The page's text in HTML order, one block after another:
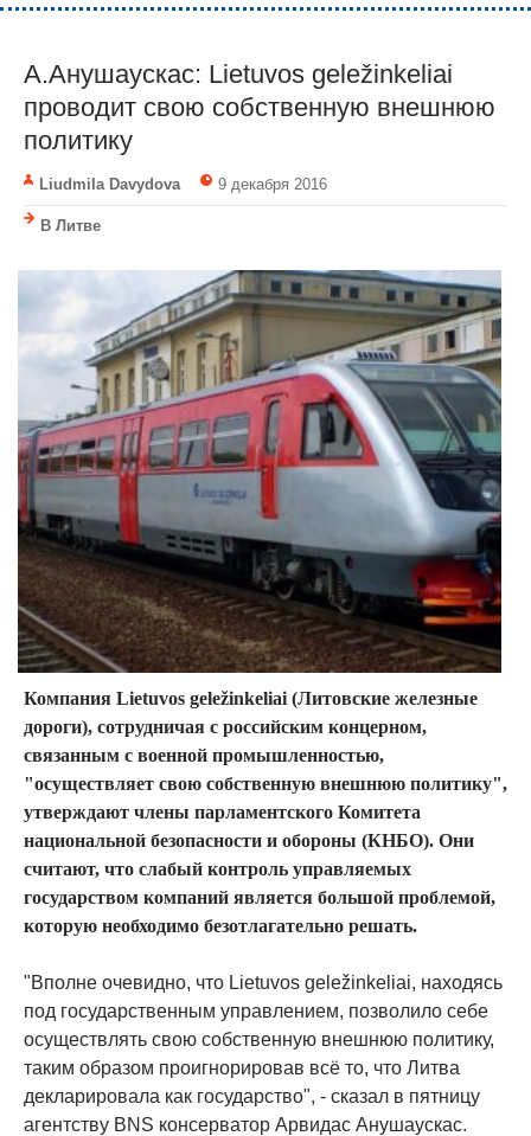
А.Анушаускас: Lietuvos geležinkeliai
проводит свою собственную внешнюю
политику
Liudmila Davydova 9 декабря 2016
В Литве
Компания Lietuvos geležinkeliai (Литовские железные
дороги), сотрудничая с российским концерном,
связанным с военной промышленностью,
"осуществляет свою собственную внешнюю политику",
утверждают члены парламентского Комитета
национальной безопасности и обороны (КНБО). Они
считают, что слабый контроль управляемых
государством компаний является большой проблемой,
которую необходимо безотлагательно решать.
"Вполне очевидно, что Lietuvos geležinkeliai, находясь
под государственным управлением, позволило себе
осуществлять свою собственную внешнюю политику,
таким образом проигнорировав всё то, что Литва
декларировала как государство", - сказал в пятницу
агентству BNS консерватор Арвидас Анушаускас.